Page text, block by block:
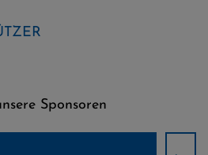
Sponsoren